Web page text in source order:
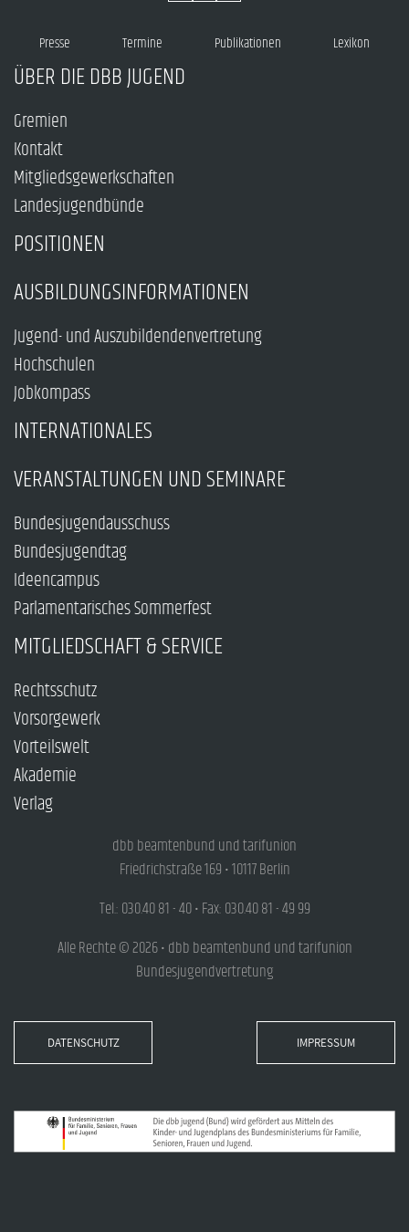
Presse Termine Publikationen Lexikon
ÜBER DIE DBB JUGEND
Gremien
Kontakt
Mitgliedsgewerkschaften
Landesjugendbünde
POSITIONEN
AUSBILDUNGSINFORMATIONEN
Jugend- und Auszubildendenvertretung
Hochschulen
Jobkompass
INTERNATIONALES
VERANSTALTUNGEN UND SEMINARE
Bundesjugendausschuss
Bundesjugendtag
Ideencampus
Parlamentarisches Sommerfest
MITGLIEDSCHAFT & SERVICE
Rechtsschutz
Vorsorgewerk
Vorteilswelt
Akademie
Verlag
dbb beamtenbund und tarifunion
Friedrichstraße 169 • 10117 Berlin
Tel.: 030.40 81 - 40 • Fax: 030.40 81 - 49 99
Alle Rechte © 2026 • dbb beamtenbund und tarifunion
Bundesjugendvertretung
DATENSCHUTZ IMPRESSUM